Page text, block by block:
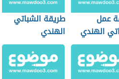
عمل
الهندي
طريقة الشباتي
الهندي